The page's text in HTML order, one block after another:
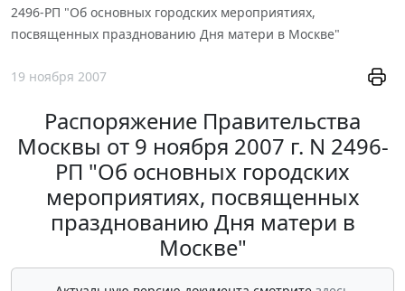
2496-РП "Об основных городских мероприятиях,
посвященных празднованию Дня матери в Москве"
19 ноября 2007
Распоряжение Правительства
Москвы от 9 ноября 2007 г. N 2496-
РП "Об основных городских
мероприятиях, посвященных
празднованию Дня матери в
Москве"